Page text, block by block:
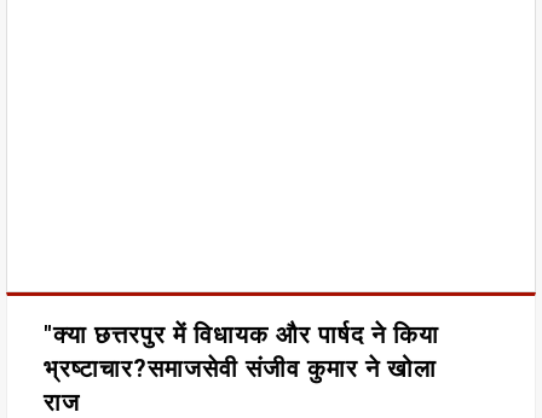
"क्या छत्तरपुर में विधायक और पार्षद ने किया
भ्रष्टाचार?समाजसेवी संजीव कुमार ने खोला
राज